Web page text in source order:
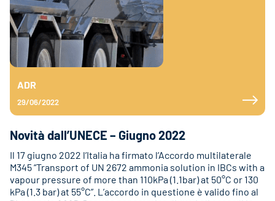
ADR
29/06/2022
Novità dall’UNECE – Giugno 2022
Il 17 giugno 2022 l’Italia ha firmato l’Accordo multilaterale
M345 “Transport of UN 2672 ammonia solution in IBCs with a
vapour pressure of more than 110kPa (1.1bar) at 50°C or 130
kPa (1.3 bar) at 55°C”. L’accordo in questione è valido fino al